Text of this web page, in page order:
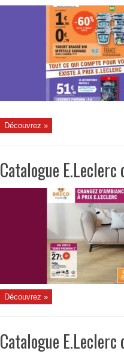
Découvrez »
Catalogue
Découvrez »
Catalogue